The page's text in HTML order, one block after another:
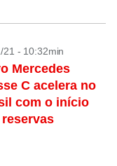
21 - 10:32min
Mercedes
C acelera no
com o início